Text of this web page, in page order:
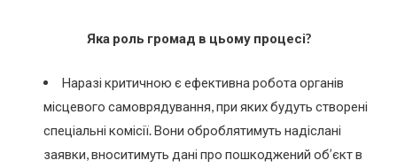
Яка роль громад в цьому процесі?
Наразі критичною є ефективна робота органів
місцевого самоврядування, при яких будуть створені
спеціальні комісії. Вони оброблятимуть надіслані
заявки, вноситимуть дані про пошкоджений об’єкт в